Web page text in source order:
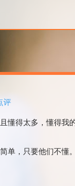
评
得太多，懂得我
，只要他们不懂